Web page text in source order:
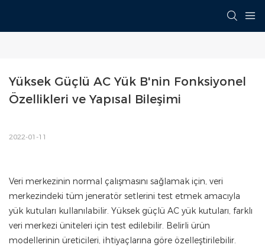
Yüksek Güçlü AC Yük B'nin Fonksiyonel
Özellikleri ve Yapısal Bileşimi
2022-01-11
Veri merkezinin normal çalışmasını sağlamak için, veri
merkezindeki tüm jeneratör setlerini test etmek amacıyla
yük kutuları kullanılabilir. Yüksek güçlü AC yük kutuları, farklı
veri merkezi üniteleri için test edilebilir. Belirli ürün
modellerinin üreticileri, ihtiyaçlarına göre özelleştirilebilir.